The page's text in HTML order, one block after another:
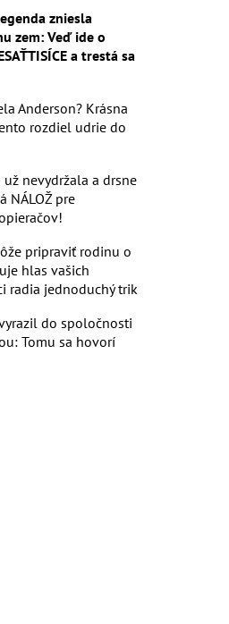
zniesla
zem: Veď ide o
a trestá sa
Anderson? Krásna
rozdiel udrie do
nevydržala a drsne
NÁLOŽ pre
pripraviť rodinu o
hlas vašich
radia jednoduchý trik
do spoločnosti
Tomu sa hovorí